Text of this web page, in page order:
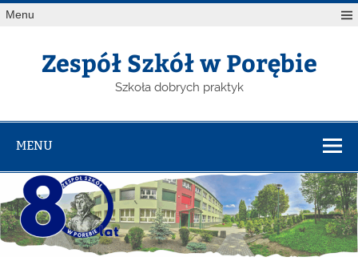
Menu
Zespół Szkół w Porębie
Szkoła dobrych praktyk
MENU